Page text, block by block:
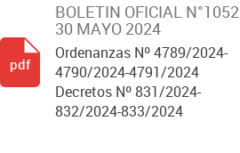
BOLETIN OFICIAL N°1052
30 MAYO 2024
Ordenanzas Nº 4789/2024-
4790/2024-4791/2024
Decretos Nº 831/2024-
832/2024-833/2024
pdf